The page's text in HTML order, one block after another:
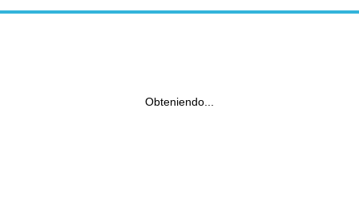
Obteniendo...